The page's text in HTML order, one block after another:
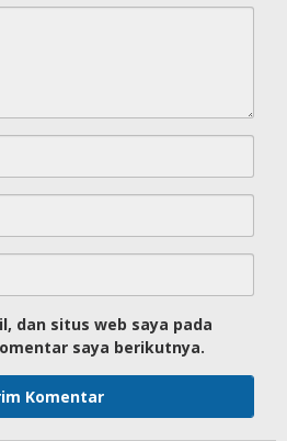
dan situs web saya pada
saya berikutnya.